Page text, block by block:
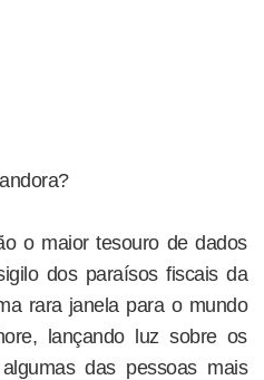
o maior tesouro de dados
dos paraísos fiscais da
rara janela para o mundo
lançando luz sobre os
das pessoas mais